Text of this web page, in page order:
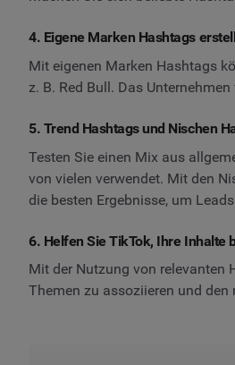
4. Eigene Marken Hashtags
Mit eigenen Marken Hashtags
z. B. Red Bull. Das
5. Trend Hashtags und Nischen
Testen Sie einen Mix aus
von vielen verwendet. Mit den
die besten Ergebnisse, um
6. Helfen Sie TikTok, Ihre Inhalte
Mit der Nutzung von relevanten
Themen zu assoziieren und